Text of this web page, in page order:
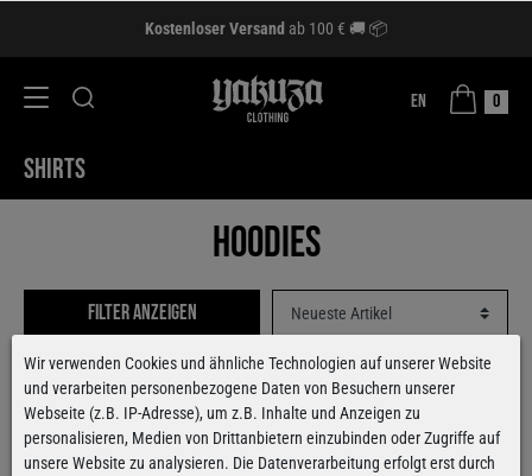
Kostenloser Versand ab 100 € 🚚 📦
EN 0
SHIRTS
Hoodies
Filter anzeigen
Wir verwenden Cookies und ähnliche Technologien auf unserer Website
und verarbeiten personenbezogene Daten von Besuchern unserer
Webseite (z.B. IP-Adresse), um z.B. Inhalte und Anzeigen zu
personalisieren, Medien von Drittanbietern einzubinden oder Zugriffe auf
unsere Website zu analysieren. Die Datenverarbeitung erfolgt erst durch